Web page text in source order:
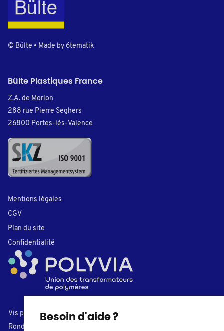
Besoin d'aide ?
© Bülte • Made by 6tematik
Bülte Plastiques France
Z.A. de Morlon
288 rue Pierre Seghers
26800 Portes-lès-Valence
Mentions légales
CGV
Plan du site
Confidentialité
Vis plastiques
Bouchons
Rondelles